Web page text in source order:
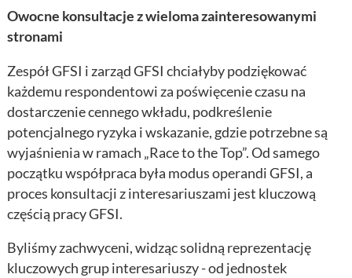
Owocne konsultacje z wieloma zainteresowanymi
stronami
Zespół GFSI i zarząd GFSI chciałyby podziękować
każdemu respondentowi za poświęcenie czasu na
dostarczenie cennego wkładu, podkreślenie
potencjalnego ryzyka i wskazanie, gdzie potrzebne są
wyjaśnienia w ramach „Race to the Top”. Od samego
początku współpraca była modus operandi GFSI, a
proces konsultacji z interesariuszami jest kluczową
częścią pracy GFSI.
Byliśmy zachwyceni, widząc solidną reprezentację
kluczowych grup interesariuszy - od jednostek